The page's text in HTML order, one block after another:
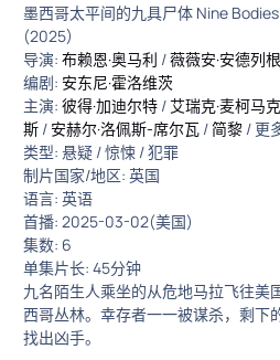
墨西哥太平间的九具尸体 Nine
(2025)
导演: 布赖恩·奥马利 /薇薇安·安德列根
编剧: 安东尼·霍洛维茨
主演: 彼得·加迪尔特 /艾瑞克·麦柯马克
斯 / 安赫尔·洛佩斯-席尔瓦 /简黎 / 更
类型: 悬疑 / 惊悚 / 犯罪
制片国家/地区: 英国
语言: 英语
首播: 2025-03-02(美国)
集数: 6
单集片长: 45分钟
九名陌生人乘坐的从危地马拉飞往美
西哥丛林。幸存者一一被谋杀，剩下
找出凶手。